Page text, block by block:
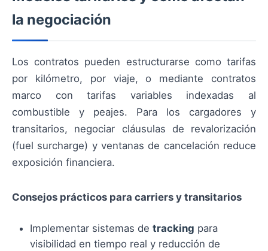
la negociación
Los contratos pueden estructurarse como tarifas
por kilómetro, por viaje, o mediante contratos
marco con tarifas variables indexadas al
combustible y peajes. Para los cargadores y
transitarios, negociar cláusulas de revalorización
(fuel surcharge) y ventanas de cancelación reduce
exposición financiera.
Consejos prácticos para carriers y transitarios
Implementar sistemas de tracking para
visibilidad en tiempo real y reducción de